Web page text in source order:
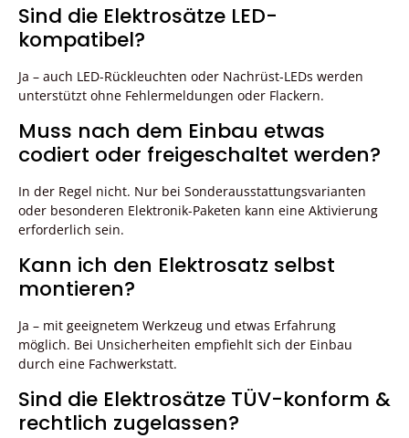
Sind die Elektrosätze LED-
kompatibel?
Ja – auch LED-Rückleuchten oder Nachrüst-LEDs werden
unterstützt ohne Fehlermeldungen oder Flackern.
Muss nach dem Einbau etwas
codiert oder freigeschaltet werden?
In der Regel nicht. Nur bei Sonderausstattungsvarianten
oder besonderen Elektronik-Paketen kann eine Aktivierung
erforderlich sein.
Kann ich den Elektrosatz selbst
montieren?
Ja – mit geeignetem Werkzeug und etwas Erfahrung
möglich. Bei Unsicherheiten empfiehlt sich der Einbau
durch eine Fachwerkstatt.
Sind die Elektrosätze TÜV-konform &
rechtlich zugelassen?